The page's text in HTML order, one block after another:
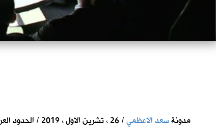
مدونةسعد الاعظمي/ 26 ، تشرين الاول ، 2019 / الحدود العراقية – التركية – السورية